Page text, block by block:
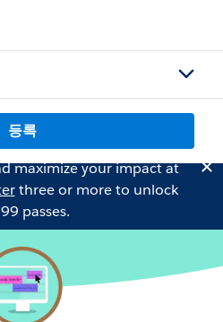
등록
maximize your impact at
three or more to unlock
passes.